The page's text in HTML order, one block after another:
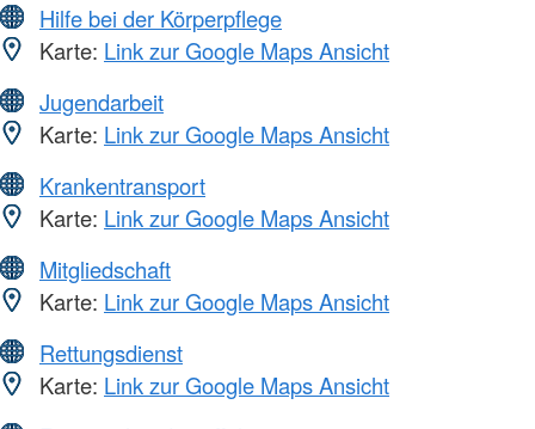
Hilfe bei der Körperpflege
Karte: Link zur Google Maps Ansicht
Jugendarbeit
Karte: Link zur Google Maps Ansicht
Krankentransport
Karte: Link zur Google Maps Ansicht
Mitgliedschaft
Karte: Link zur Google Maps Ansicht
Rettungsdienst
Karte: Link zur Google Maps Ansicht